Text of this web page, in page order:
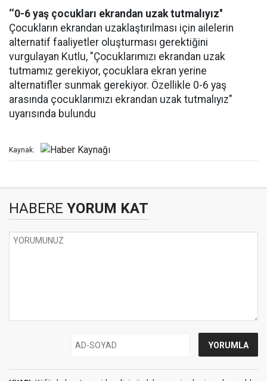
‘‘0-6 yaş çocukları ekrandan uzak tutmalıyız''
Çocukların ekrandan uzaklaştırılması için ailelerin
alternatif faaliyetler oluşturması gerektiğini
vurgulayan Kutlu, "Çocuklarımızı ekrandan uzak
tutmamız gerekiyor, çocuklara ekran yerine
alternatifler sunmak gerekiyor. Özellikle 0-6 yaş
arasında çocuklarımızı ekrandan uzak tutmalıyız"
uyarısında bulundu
Kaynak:
HABERE YORUM KAT